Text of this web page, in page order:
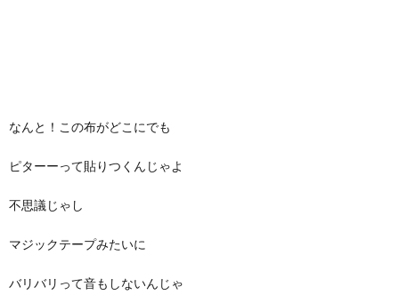
なんと！この布がどこにでも
ピターーって貼りつくんじゃよ
不思議じゃし
マジックテープみたいに
バリバリって音もしないんじゃ